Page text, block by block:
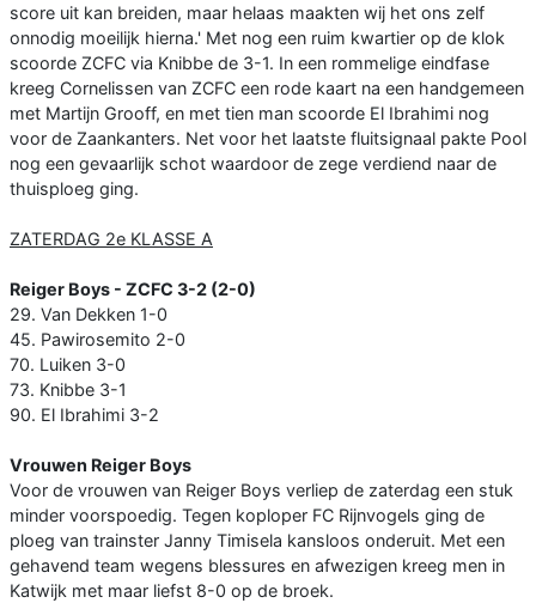
score uit kan breiden, maar helaas maakten wij het ons zelf
onnodig moeilijk hierna.' Met nog een ruim kwartier op de klok
scoorde ZCFC via Knibbe de 3-1. In een rommelige eindfase
kreeg Cornelissen van ZCFC een rode kaart na een handgemeen
met Martijn Grooff, en met tien man scoorde El Ibrahimi nog
voor de Zaankanters. Net voor het laatste fluitsignaal pakte Pool
nog een gevaarlijk schot waardoor de zege verdiend naar de
thuisploeg ging.
ZATERDAG 2e KLASSE A
Reiger Boys - ZCFC 3-2 (2-0)
29. Van Dekken 1-0
45. Pawirosemito 2-0
70. Luiken 3-0
73. Knibbe 3-1
90. El Ibrahimi 3-2
Vrouwen Reiger Boys
Voor de vrouwen van Reiger Boys verliep de zaterdag een stuk
minder voorspoedig. Tegen koploper FC Rijnvogels ging de
ploeg van trainster Janny Timisela kansloos onderuit. Met een
gehavend team wegens blessures en afwezigen kreeg men in
Katwijk met maar liefst 8-0 op de broek.